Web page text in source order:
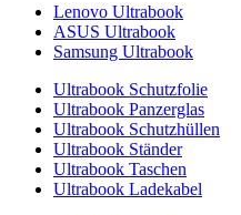
Lenovo Ultrabook
ASUS Ultrabook
Samsung Ultrabook
Ultrabook Schutzfolie
Ultrabook Panzerglas
Ultrabook Schutzhüllen
Ultrabook Ständer
Ultrabook Taschen
Ultrabook Ladekabel